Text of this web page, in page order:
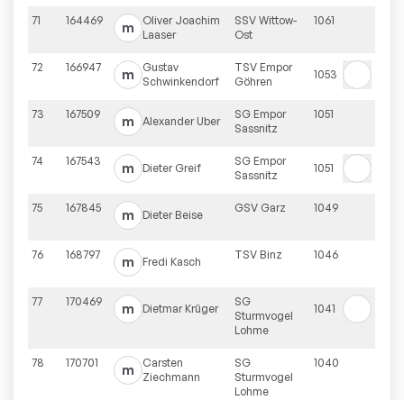
71 164469 m
Oliver Joachim
Laaser
SSV Wittow-
Ost
1061
72 166947 m
Gustav
Schwinkendorf
TSV Empor
Göhren
1053
73 167509 m Alexander Uber
SG Empor
Sassnitz
1051
74 167543 m Dieter Greif
SG Empor
Sassnitz
1051
75 167845 m Dieter Beise
GSV Garz 1049
76 168797 m Fredi Kasch
TSV Binz 1046
77 170469 m Dietmar Krüger
SG
Sturmvogel
Lohme
1041
78 170701 m
Carsten
Ziechmann
SG
Sturmvogel
Lohme
1040